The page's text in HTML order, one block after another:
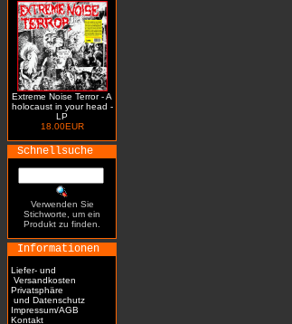
Extreme Noise Terror - A
holocaust in your head -
LP
18.00EUR
Schnellsuche
Verwenden Sie
Stichworte, um ein
Produkt zu finden.
Informationen
Liefer- und
Versandkosten
Privatsphäre
und Datenschutz
Impressum/AGB
Kontakt